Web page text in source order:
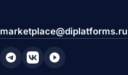
marketplace@diplatforms.ru